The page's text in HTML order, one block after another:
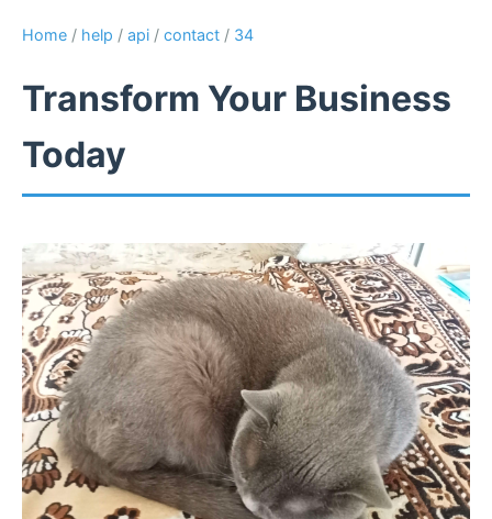
Home / help / api / contact / 34
Transform Your Business
Today